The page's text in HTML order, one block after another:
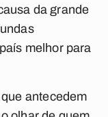
da grande
melhor para
antecedem